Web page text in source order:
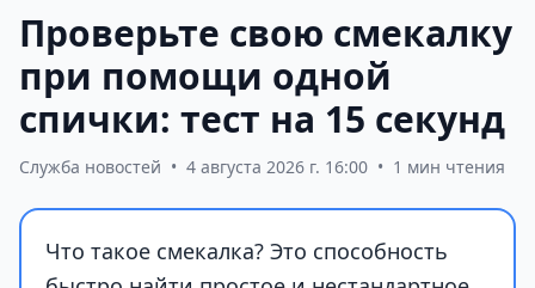
Проверьте свою смекалку
при помощи одной
спички: тест на 15 секунд
Служба новостей • 4 августа 2026 г. 16:00 • 1 мин чтения
Что такое смекалка? Это способность